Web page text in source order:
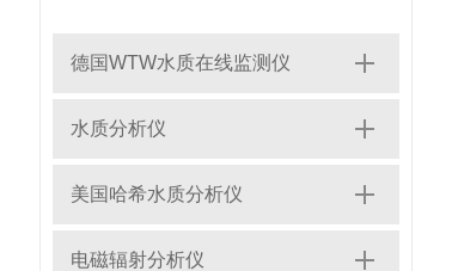
德国WTW水质在线监测仪
水质分析仪
美国哈希水质分析仪
电磁辐射分析仪